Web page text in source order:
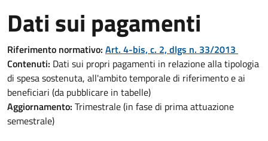
Dati sui pagamenti
Riferimento normativo: Art. 4-bis, c. 2, dlgs n. 33/2013
Contenuti: Dati sui propri pagamenti in relazione alla tipologia
di spesa sostenuta, all'ambito temporale di riferimento e ai
beneficiari (da pubblicare in tabelle)
Aggiornamento: Trimestrale (in fase di prima attuazione
semestrale)